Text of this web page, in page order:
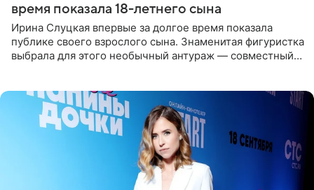
время показала 18-летнего сына
Ирина Слуцкая впервые за долгое время показала
публике своего взрослого сына. Знаменитая фигуристка
выбрала для этого необычный антураж — совместный